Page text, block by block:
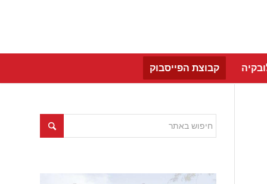
קבוצת הפייסבוק